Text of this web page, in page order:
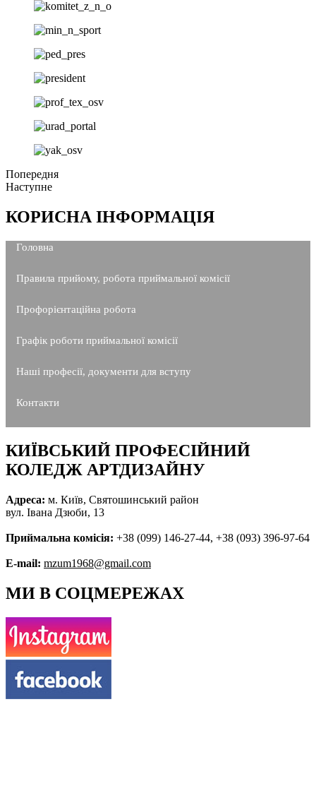
Попередня
Наступне
КОРИСНА ІНФОРМАЦІЯ
Головна
Правила прийому, робота приймальної комісії
Профорієнтаційна робота
Графік роботи приймальної комісії
Наші професії, документи для вступу
Контакти
КИЇВСЬКИЙ ПРОФЕСІЙНИЙ
КОЛЕДЖ АРТДИЗАЙНУ
Адреса: м. Київ, Святошинський район
вул. Івана Дзюби, 13
Приймальна комісія: +38 (099) 146-27-44, +38 (093) 396-97-64
E-mail: mzum1968@gmail.com
МИ В СОЦМЕРЕЖАХ